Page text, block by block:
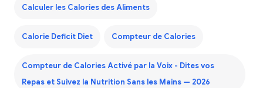
Calculer les Calories des Aliments
Calorie Deficit Diet Compteur de Calories
Compteur de Calories Activé par la Voix - Dites vos
Repas et Suivez la Nutrition Sans les Mains — 2026